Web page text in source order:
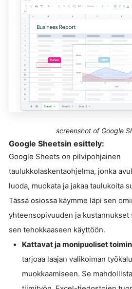
screenshot of Google
Google Sheetsin esittely:
Google Sheets on pilvipohjainen
taulukkolaskentaohjelma, jonka
luoda, muokata ja jakaa taulukoita
Tässä osiossa käymme läpi sen
yhteensopivuuden ja kustannukset
sen tehokkaaseen käyttöön.
Kattavat ja monipuoliset
tarjoaa laajan valikoiman
muokkaamiseen. Se